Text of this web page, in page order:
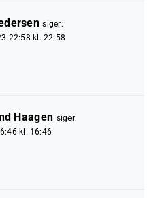
siger:
22:58 kl. 22:58
Haagen siger:
kl. 16:46